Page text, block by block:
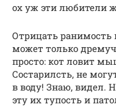
ох уж эти любители
Отрицать ранимость
может только
просто: кот ловит
Состарилсть, не
в воду! Знаю, видел.
эту их тупость и